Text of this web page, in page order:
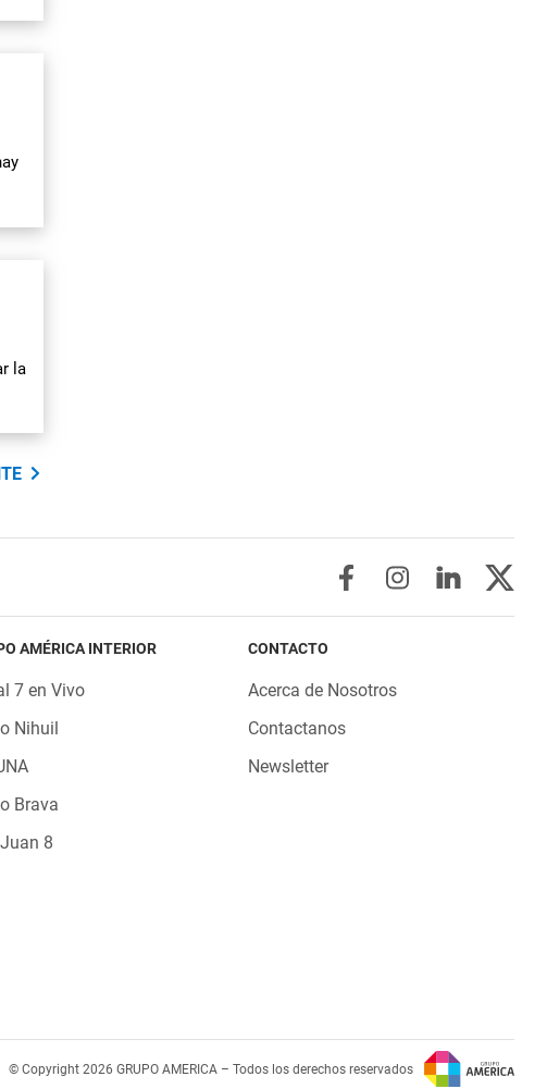
la
AMÉRICA INTERIOR
7 en Vivo
Nihuil
Brava
8
CONTACTO
Acerca de Nosotros
Contactanos
Newsletter
© Copyright 2026 GRUPO AMERICA – Todos los derechos reservados